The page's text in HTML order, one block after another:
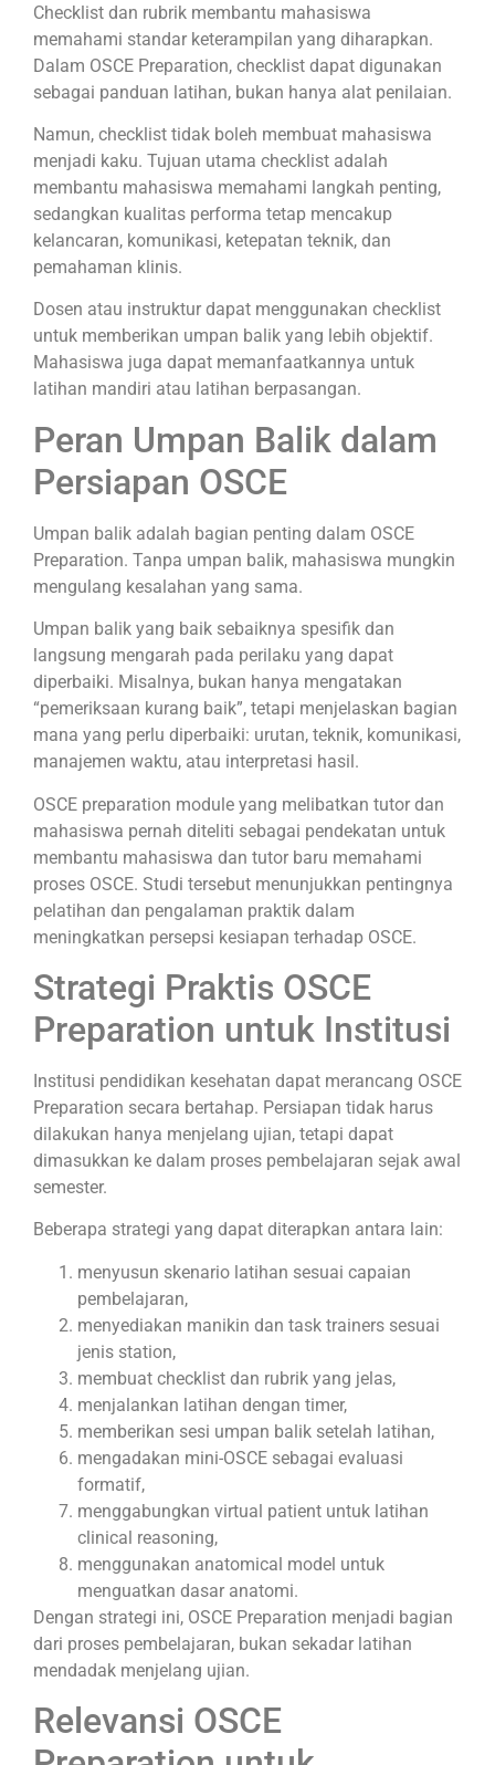
Checklist dan rubrik membantu mahasiswa
memahami standar keterampilan yang diharapkan.
Dalam OSCE Preparation, checklist dapat digunakan
sebagai panduan latihan, bukan hanya alat penilaian.
Namun, checklist tidak boleh membuat mahasiswa
menjadi kaku. Tujuan utama checklist adalah
membantu mahasiswa memahami langkah penting,
sedangkan kualitas performa tetap mencakup
kelancaran, komunikasi, ketepatan teknik, dan
pemahaman klinis.
Dosen atau instruktur dapat menggunakan checklist
untuk memberikan umpan balik yang lebih objektif.
Mahasiswa juga dapat memanfaatkannya untuk
latihan mandiri atau latihan berpasangan.
Peran Umpan Balik dalam
Persiapan OSCE
Umpan balik adalah bagian penting dalam OSCE
Preparation. Tanpa umpan balik, mahasiswa mungkin
mengulang kesalahan yang sama.
Umpan balik yang baik sebaiknya spesifik dan
langsung mengarah pada perilaku yang dapat
diperbaiki. Misalnya, bukan hanya mengatakan
“pemeriksaan kurang baik”, tetapi menjelaskan bagian
mana yang perlu diperbaiki: urutan, teknik, komunikasi,
manajemen waktu, atau interpretasi hasil.
OSCE preparation module yang melibatkan tutor dan
mahasiswa pernah diteliti sebagai pendekatan untuk
membantu mahasiswa dan tutor baru memahami
proses OSCE. Studi tersebut menunjukkan pentingnya
pelatihan dan pengalaman praktik dalam
meningkatkan persepsi kesiapan terhadap OSCE.
Strategi Praktis OSCE
Preparation untuk Institusi
Institusi pendidikan kesehatan dapat merancang OSCE
Preparation secara bertahap. Persiapan tidak harus
dilakukan hanya menjelang ujian, tetapi dapat
dimasukkan ke dalam proses pembelajaran sejak awal
semester.
Beberapa strategi yang dapat diterapkan antara lain:
menyusun skenario latihan sesuai capaian
pembelajaran,
menyediakan manikin dan task trainers sesuai
jenis station,
membuat checklist dan rubrik yang jelas,
menjalankan latihan dengan timer,
memberikan sesi umpan balik setelah latihan,
mengadakan mini-OSCE sebagai evaluasi
formatif,
menggabungkan virtual patient untuk latihan
clinical reasoning,
menggunakan anatomical model untuk
menguatkan dasar anatomi.
Dengan strategi ini, OSCE Preparation menjadi bagian
dari proses pembelajaran, bukan sekadar latihan
mendadak menjelang ujian.
Relevansi OSCE